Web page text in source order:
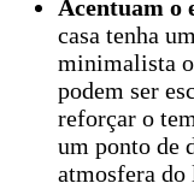
Acentuam o
casa tenha
minimalista
podem ser
reforçar o
um ponto de
atmosfera do